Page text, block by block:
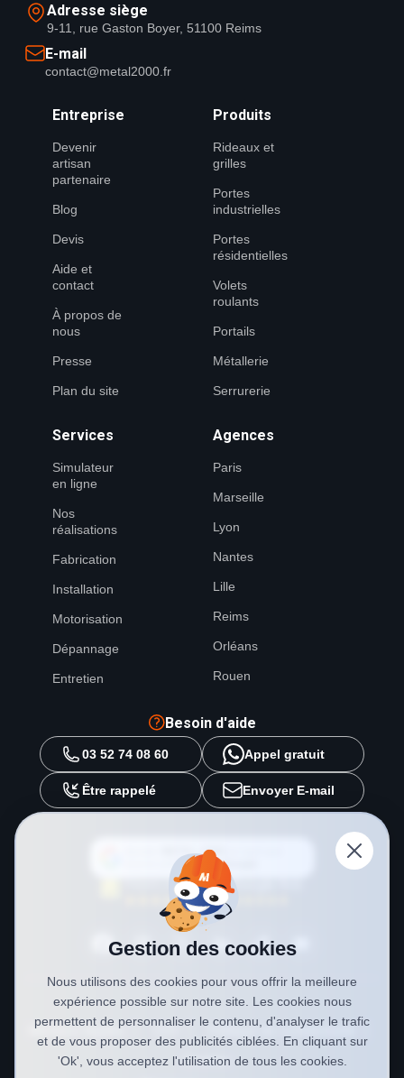
Adresse siège
9-11, rue Gaston Boyer, 51100 Reims
E-mail
contact@metal2000.fr
Entreprise
Devenir
artisan
partenaire
Blog
Devis
Aide et
contact
À propos de
nous
Presse
Plan du site
Produits
Rideaux et
grilles
Portes
industrielles
Portes
résidentielles
Volets
roulants
Portails
Métallerie
Serrurerie
Services
Simulateur
en ligne
Nos
réalisations
Fabrication
Installation
Motorisation
Dépannage
Entretien
Agences
Paris
Marseille
Lyon
Nantes
Lille
Reims
Orléans
Rouen
Besoin d'aide
03 52 74 08 60 Appel gratuit
Être rappelé Envoyer E-mail
METAL 2000
source préférée surGoogle
Mentions légales CGV Politique de confidentialité
Cookies
Gestion des cookies
Nous utilisons des cookies pour vous offrir la meilleure
expérience possible sur notre site. Les cookies nous
permettent de personnaliser le contenu, d'analyser le trafic
et de vous proposer des publicités ciblées. En cliquant sur
'Ok', vous acceptez l'utilisation de tous les cookies.